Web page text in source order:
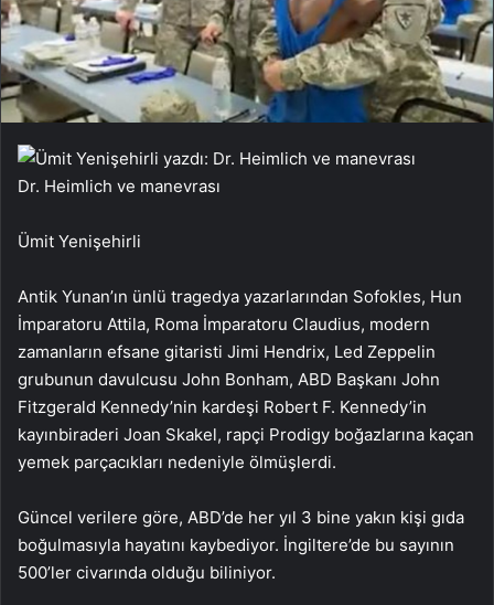
Dr. Heimlich ve manevrası
Ümit Yenişehirli
Antik Yunan’ın ünlü tragedya yazarlarından Sofokles, Hun
İmparatoru Attila, Roma İmparatoru Claudius, modern
zamanların efsane gitaristi Jimi Hendrix, Led Zeppelin
grubunun davulcusu John Bonham, ABD Başkanı John
Fitzgerald Kennedy’nin kardeşi Robert F. Kennedy’in
kayınbiraderi Joan Skakel, rapçi Prodigy boğazlarına kaçan
yemek parçacıkları nedeniyle ölmüşlerdi.
Güncel verilere göre, ABD’de her yıl 3 bine yakın kişi gıda
boğulmasıyla hayatını kaybediyor. İngiltere’de bu sayının
500’ler civarında olduğu biliniyor.